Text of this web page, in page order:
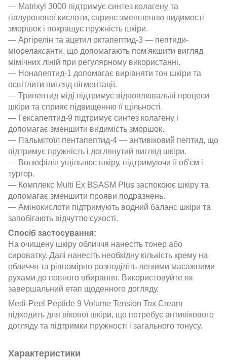
— Matrixyl 3000 підтримує синтез колагену та
гіалуронової кислоти, сприяє зменшенню видимості
зморшок і покращує пружність шкіри.
— Аргірелін та ацетил октапептид-3 — пептиди-
міорелаксанти, що допомагають пом'якшити вигляд
мімічних ліній при регулярному використанні.
— Нонапептид-1 допомагає вирівняти тон шкіри та
освітлити вигляд пігментації.
— Трипептид міді підтримує відновлювальні процеси
шкіри та сприяє підвищенню її щільності.
— Гексапептид-9 підтримує синтез колагену і
допомагає зменшити видимість зморшок.
— Пальмітоїл пентапептид-4 — антивіковий пептид, що
підтримує пружність і доглянутий вигляд шкіри.
— Волюфілін ущільнює шкіру, підтримуючи її об'єм і
тургор.
— Комплекс Multi Ex BSASM Plus заспокоює шкіру та
допомагає зменшити прояви подразнень.
— Амінокислоти підтримують водний баланс шкіри та
запобігають відчуттю сухості.
Спосіб застосування:
На очищену шкіру обличчя нанесіть тонер або
сироватку. Далі нанесіть необхідну кількість крему на
обличчя та рівномірно розподіліть легкими масажними
рухами до повного вбирання. Використовуйте як
завершальний етап щоденного догляду.
Medi-Peel Peptide 9 Volume Tension Tox Cream
підходить для вікової шкіри, що потребує антивікового
догляду та підтримки пружності і загального тонусу.
Характеристики